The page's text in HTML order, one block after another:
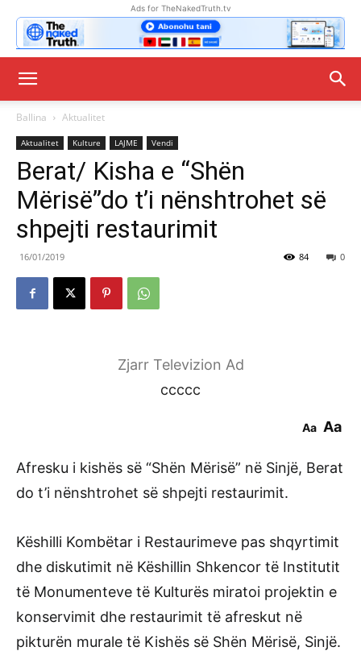
Ads for TheNakedTruth.tv
Ballina Aktualitet
Aktualitet Kulture LAJME Vendi
Berat/ Kisha e “Shën
Mërisë”do t’i nënshtrohet së
shpejti restaurimit
16/01/2019 0
84
Zjarr Televizion Ad
ccccc
Aa Aa
Afresku i kishës së “Shën Mërisë” në Sinjë, Berat
do t’i nënshtrohet së shpejti restaurimit.
Këshilli Kombëtar i Restaurimeve pas shqyrtimit
dhe diskutimit në Këshillin Shkencor të Institutit
të Monumenteve të Kulturës miratoi projektin e
konservimit dhe restaurimit të afreskut në
pikturën murale të Kishës së Shën Mërisë, Sinjë.